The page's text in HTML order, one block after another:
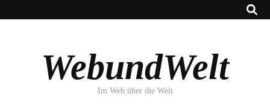
WebundWelt
Im Web über die Welt